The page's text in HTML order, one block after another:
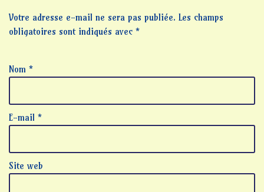
Votre adresse e-mail ne sera pas publiée. Les champs
obligatoires sont indiqués avec *
Nom *
E-mail *
Site web